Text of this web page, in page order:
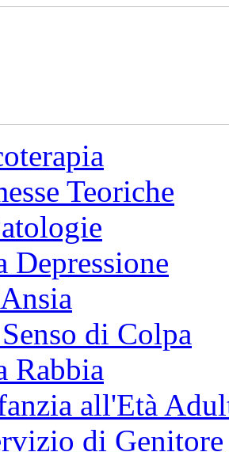
Teoriche
Depressione
di Colpa
Rabbia
all'Età
di Genitore